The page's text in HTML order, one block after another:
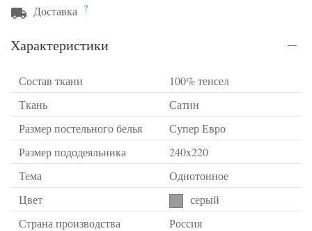
Доставка ?
Характеристики
Состав ткани
100% тенсел
Ткань
Сатин
Размер постельного белья
Супер Евро
Размер пододеяльника
240х220
Тема
Однотонное
Цвет
серый
Страна производства
Россия